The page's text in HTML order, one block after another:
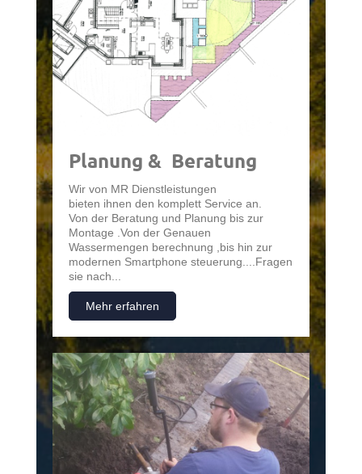
Planung & Beratung
Wir von MR Dienstleistungen
bieten ihnen den komplett Service an.
Von der Beratung und Planung bis zur
Montage .Von der Genauen
Wassermengen berechnung ,bis hin zur
modernen Smartphone steuerung....Fragen
sie nach...
Mehr erfahren